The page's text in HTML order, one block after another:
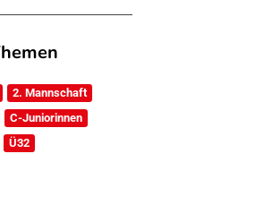
2. Mannschaft
C-Juniorinnen
Ü32